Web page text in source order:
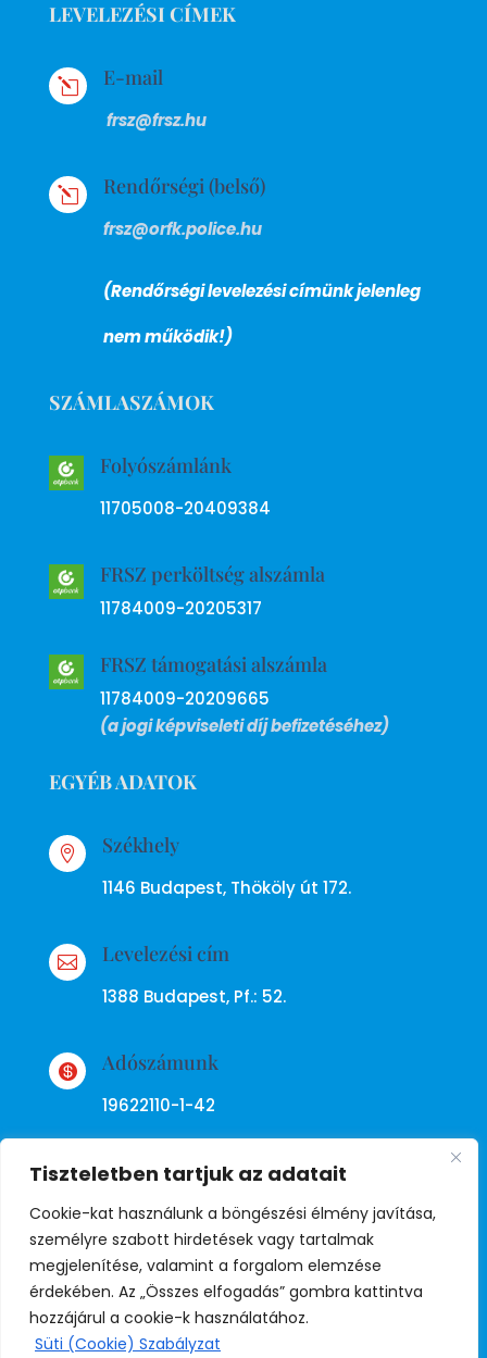
Tiszteletben tartjuk az adatait
Cookie-kat használunk a böngészési élmény javítása,
személyre szabott hirdetések vagy tartalmak
megjelenítése, valamint a forgalom elemzése
érdekében. Az „Összes elfogadás” gombra kattintva
hozzájárul a cookie-k használatához.
Süti (Cookie) Szabályzat
LEVELEZÉSI CÍMEK
l E-mail
frsz@frsz.hu
l Rendőrségi (belső)
frsz@orfk.police.hu
(Rendőrségi levelezési címünk jelenleg
nem működik!)
SZÁMLASZÁMOK
Folyószámlánk
11705008-20409384
FRSZ perköltség alszámla
11784009-20205317
FRSZ támogatási alszámla
11784009-20209665
(a jogi képviseleti díj befizetéséhez)
EGYÉB ADATOK
 Székhely
1146 Budapest, Thököly út 172.
 Levelezési cím
1388 Budapest, Pf.: 52.
 Adószámunk
19622110-1-42
Adatkezelési tájékoztató